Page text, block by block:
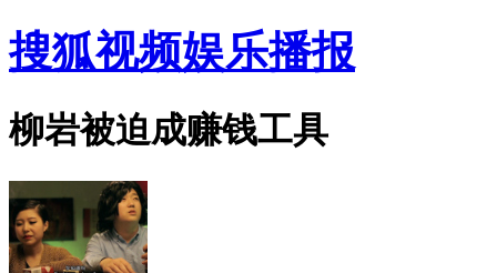
搜狐视频娱乐播报
柳岩被迫成赚钱工具